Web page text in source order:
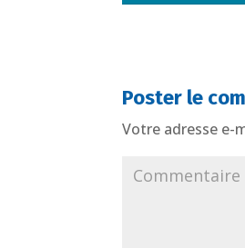
Poster le
Votre adresse e-